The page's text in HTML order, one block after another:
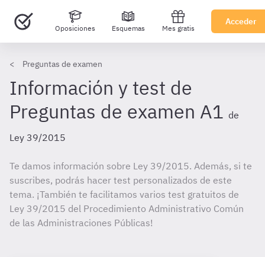
Oposiciones Esquemas Mes gratis
Acceder
Preguntas de examen
Información y test de
Preguntas de examen A1 de
Ley 39/2015
Te damos información sobre Ley 39/2015. Además, si te
suscribes, podrás hacer test personalizados de este
tema. ¡También te facilitamos varios test gratuitos de
Ley 39/2015 del Procedimiento Administrativo Común
de las Administraciones Públicas!